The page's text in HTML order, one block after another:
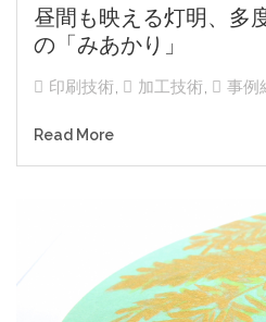
昼間も映える灯明、多
の「みあかり」
印刷技術, 加工技術, 事例
Read More